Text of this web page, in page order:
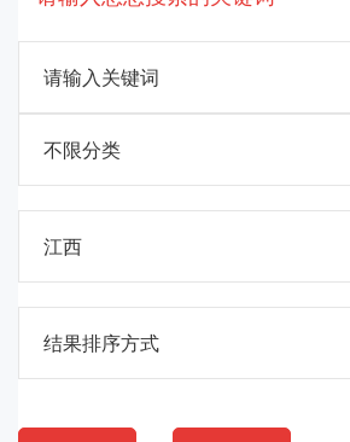
不限分类
江西
结果排序方式